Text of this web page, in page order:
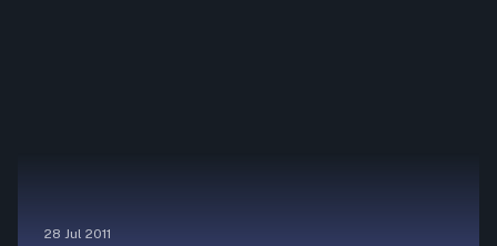
28 Jul 2011